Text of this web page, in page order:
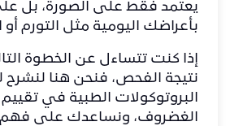
يعتمد فقط على الصورة، بل
بأعراضك اليومية مثل التورم أو
إذا كنت تتساءل عن الخطوة
نتيجة الفحص، فنحن هنا
البروتوكولات الطبية في
الغضروف، ونساعدك على فهم